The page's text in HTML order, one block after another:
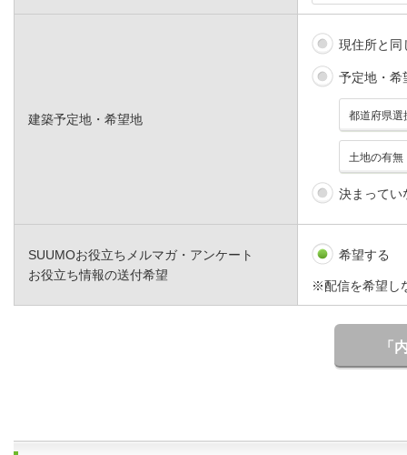
建築予定地・希望地
現住所と同
予定地・希
決まってい
SUUMOお役立ちメルマガ・アンケート
お役立ち情報の送付希望
希望する
※配信を希望し
「